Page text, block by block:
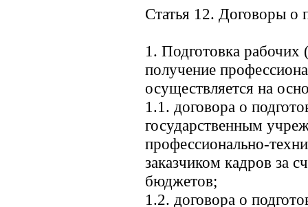
Статья 12. Договоры о
1. Подготовка
получение
осуществляется на
1.1. договора о
государственным
профессионально-
заказчиком кадров за
бюджетов;
1.2. договора о